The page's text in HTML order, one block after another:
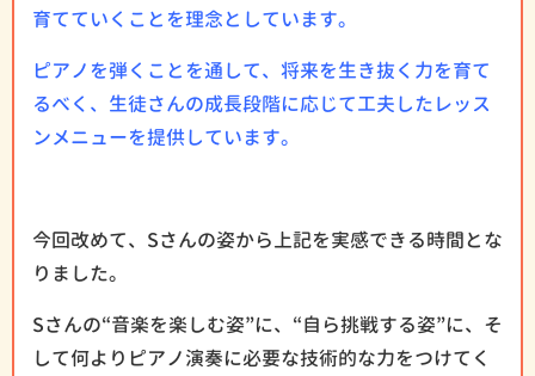
育てていくことを理念としています。
ピアノを弾くことを通して、将来を生き抜く力を育て
るべく、生徒さんの成長段階に応じて工夫したレッス
ンメニューを提供しています。
今回改めて、Sさんの姿から上記を実感できる時間とな
りました。
Sさんの“音楽を楽しむ姿”に、“自ら挑戦する姿”に、そ
して何よりピアノ演奏に必要な技術的な力をつけてく